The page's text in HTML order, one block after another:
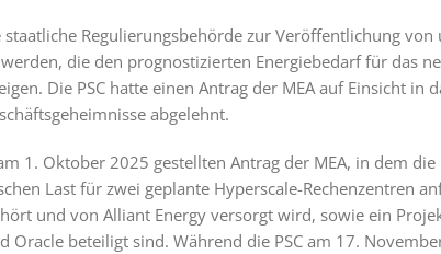
staatliche Regulierungsbehörde zur Veröffentlichung von
die den prognostizierten Energiebedarf für das
Die PSC hatte einen Antrag der MEA auf Einsicht in
abgelehnt.
1. Oktober 2025 gestellten Antrag der MEA, in dem die
Last für zwei geplante Hyperscale-Rechenzentren
und von Alliant Energy versorgt wird, sowie ein
Oracle beteiligt sind. Während die PSC am 17.